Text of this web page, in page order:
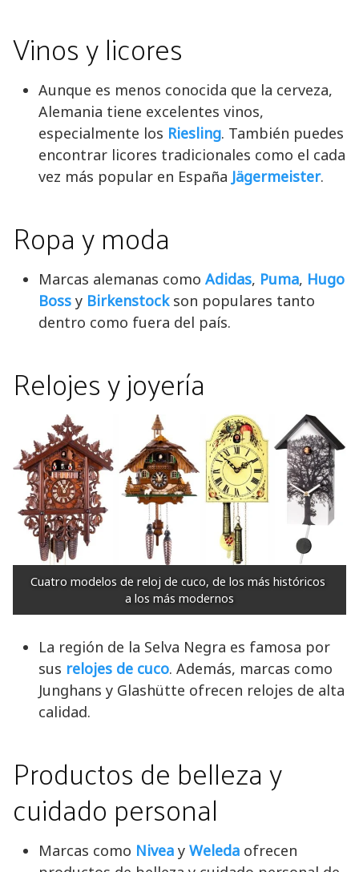
Vinos y licores
Aunque es menos conocida que la cerveza,
Alemania tiene excelentes vinos,
especialmente los Riesling. También puedes
encontrar licores tradicionales como el cada
vez más popular en España Jägermeister.
Ropa y moda
Marcas alemanas como Adidas, Puma, Hugo
Boss y Birkenstockson populares tanto
dentro como fuera del país.
Relojes y joyería
Cuatro modelos de reloj de cuco, de los más históricos
a los más modernos
La región de la Selva Negra es famosa por
sus relojes de cuco. Además, marcas como
Junghans y Glashütte ofrecen relojes de alta
calidad.
Productos de belleza y
cuidado personal
Marcas como Nivea y Weleda ofrecen